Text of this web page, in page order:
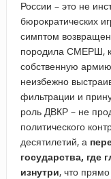
России – это не
бюрократических
симптом
породила СМЕРШ,
собственную армию
неизбежно
фильтрации и
роль ДВКР – не
политического
десятилетий, а
государства, где
изнутри, что